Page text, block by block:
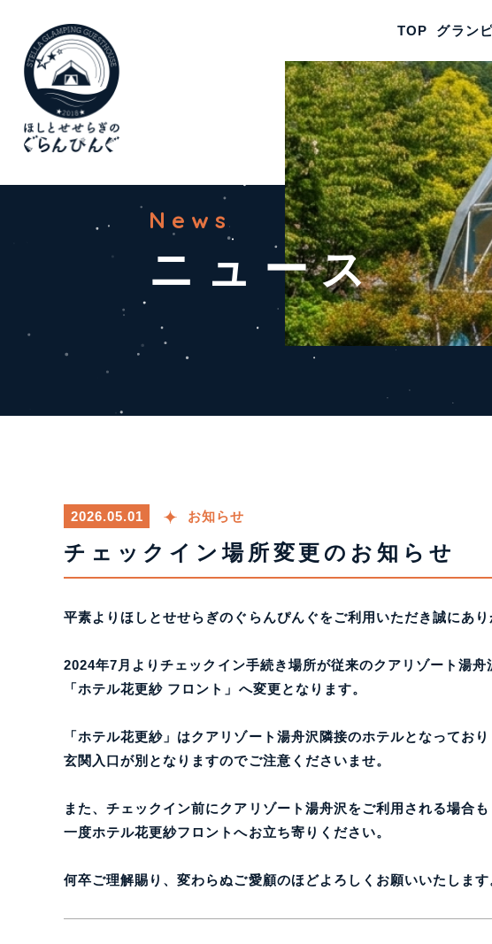
TOP グラン
TOP
News
ニュース
2026.05.01 お知らせ
チェックイン場所変更のお知らせ
平素よりほしとせせらぎのぐらんぴんぐをご利用いただき誠にあり
2024年7月よりチェックイン手続き場所が従来のクアリゾート湯舟
「ホテル花更紗 フロント」へ変更となります。
「ホテル花更紗」はクアリゾート湯舟沢隣接のホテルとなっており
玄関入口が別となりますのでご注意くださいませ。
また、チェックイン前にクアリゾート湯舟沢をご利用される場合も
一度ホテル花更紗フロントへお立ち寄りください。
何卒ご理解賜り、変わらぬご愛顧のほどよろしくお願いいたします